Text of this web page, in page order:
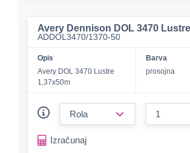
Avery Dennison DOL 3470 Lustre
ADDOL3470/1370-50
Opis
Avery DOL 3470 Lustre
1,37x50m
Barva
prosojna
Izračunaj